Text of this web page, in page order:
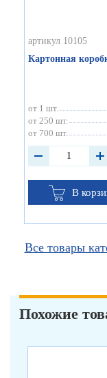
артикул 10105
Картонная
от 1 шт.
от 250 шт.
от 700 шт.
В
Все товары
Похожие